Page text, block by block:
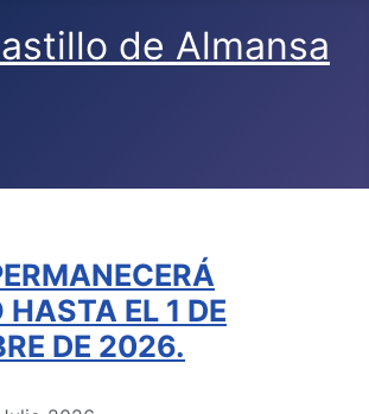
HASTA EL 1 DE
DE 2026.